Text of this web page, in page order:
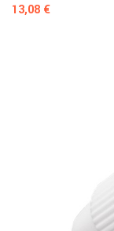
Prezzo
13,08 €